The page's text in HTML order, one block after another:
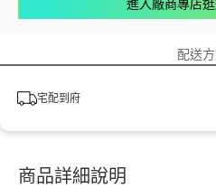
進入廠商專店
配送
宅配到府
商品詳細說明